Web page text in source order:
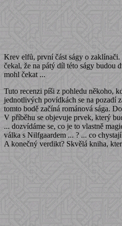
Krev elfů, první část ságy o
čekal, že na pátý díl této ságy budou
mohl čekat ...
Tuto recenzi píši z pohledu někoho,
jednotlivých povídkách se na pozadí
tomto bodě začíná románová sága.
V příběhu se objevuje prvek, který
... dozvídáme se, co je to vlastně
válka s Nilfgaardem ... ? ... co
A konečný verdikt? Skvělá kniha,